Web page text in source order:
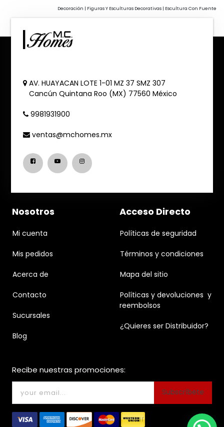
Decoración | Figuras Y Esculturas Decorativas | Escultura Con Fuente
AV. HUAYACAN LOTE 1-01 MZ 37 SMZ 307
Cancún Quintana Roo (MX) 77560 México
9981931900
ventas@mchomes.mx
Nosotros
Mi cuenta
Mis pedidos
Acerca de
Contacto
Sucursales
Blog
Acceso Directo
Políticas de seguridad
Términos y condiciones
Mapa del sitio
Políticas y devoluciones y
reembolsos
¿Quieres ser Distribuidor?
Recibe nuestras promociones:
Subscríbete